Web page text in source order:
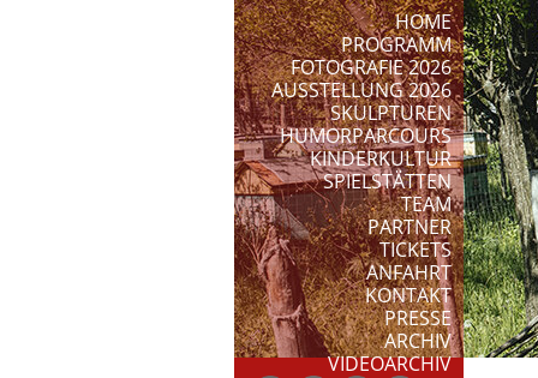
HOME
PROGRAMM
FOTOGRAFIE 2026
AUSSTELLUNG 2026
SKULPTUREN
HUMORPARCOURS
KINDERKULTUR
SPIELSTÄTTEN
TEAM
PARTNER
TICKETS
ANFAHRT
KONTAKT
PRESSE
ARCHIV
VIDEOARCHIV